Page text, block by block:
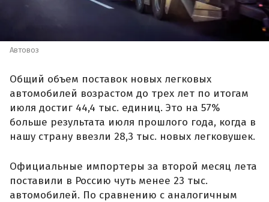
Автовоз
Общий объем поставок новых легковых
автомобилей возрастом до трех лет по итогам
июля достиг 44,4 тыс. единиц. Это на 57%
больше результата июля прошлого года, когда в
нашу страну ввезли 28,3 тыс. новых легковушек.
Официальные импортеры за второй месяц лета
поставили в Россию чуть менее 23 тыс.
автомобилей. По сравнению с аналогичным